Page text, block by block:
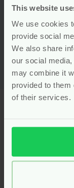
This website
We use cookies
provide social
We also share
our social
may combine it
provided to them
of their services.
Voor9.99
Bekijken
hoge kwaliteit,